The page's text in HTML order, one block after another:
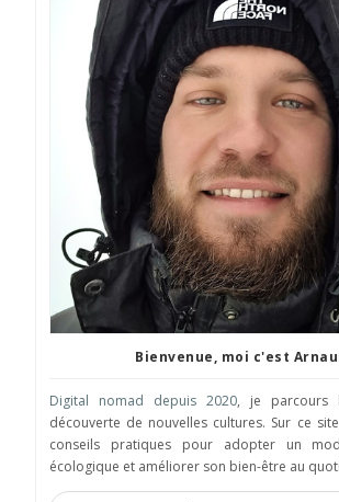
Bienvenue, moi c'est
Digital nomad depuis 2020, je parcours
découverte de nouvelles cultures. Sur ce
conseils pratiques pour adopter un
écologique et améliorer son bien-être au